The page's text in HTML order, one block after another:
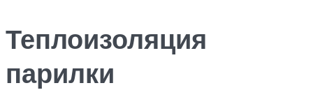
Теплоизоляция
парилки